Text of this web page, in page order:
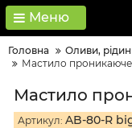
Меню
Головна Оливи,
Мастило
Мастило
Артикул: AB-80-R